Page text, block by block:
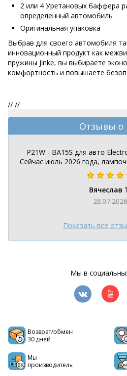
2 или 4 Уретановых баффера
определенный автомобиль
Оригинальная упаковка
Выбрав для своего автомобиля
инновационный продукт как
пружины Jinke, вы выбираете
комфортность и повышаете
// //
Отзывы о
P21W - BA15S для авто
Сейчас июль 2026 года,
Вячеслав
28.07.2026
Показать все
Мы в
Возврат/обмен
30 дней
Мы -
производитель